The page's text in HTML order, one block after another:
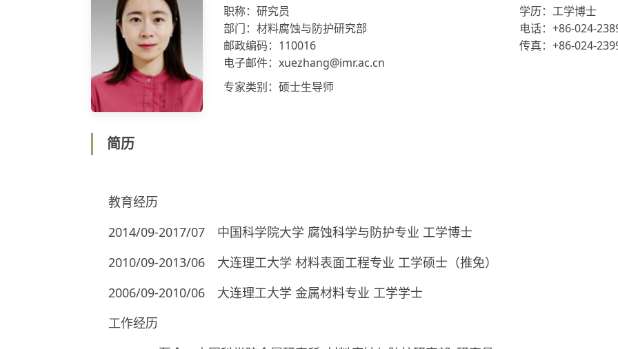
职称：研究员
学历：工学博士
部门：材料腐蚀与防护研究部
电话：+86-024-
邮政编码：110016
传真：+86-024-
电子邮件：xuezhang@imr.ac.cn
专家类别：硕士生导师
简历
教育经历
2014/09-2017/07 中国科学院大学 腐蚀科学与防护专业 工学博士
2010/09-2013/06 大连理工大学 材料表面工程专业 工学硕士（推免）
2006/09-2010/06 大连理工大学 金属材料专业 工学学士
工作经历